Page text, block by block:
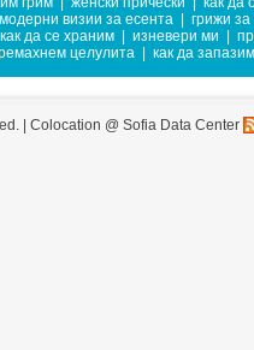
модерни визии за есента
грижи за
как да се храним изневери ми
целулита как да
| Colocation @ Sofia Data Center